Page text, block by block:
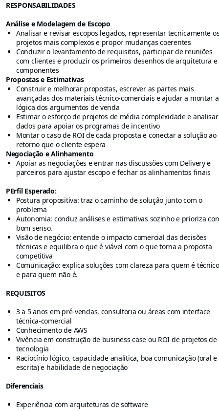
RESPONSABILIDADES
Análise e Modelagem de Escopo
Analisar e revisar escopos legados, representar tecnicamente
projetos mais complexos e propor mudanças coerentes
Conduzir o levantamento de requisitos, participar de reuniões
com clientes e produzir os primeiros desenhos de arquitetura e
componentes
Propostas e Estimativas
Construir e melhorar propostas, escrever as partes mais
avançadas dos materiais técnico-comerciais e ajudar a montar a
lógica dos argumentos de venda
Estimar o esforço de projetos de média complexidade e analisar
dados para apoiar os programas de incentivo
Montar o caso de ROI de cada proposta e conectar a solução ao
retorno que o cliente espera
Negociação e Alinhamento
Apoiar as negociações e entrar nas discussões com Delivery e
parceiros para ajustar escopo e fechar os alinhamentos finais
PErfil Esperado:
Postura propositiva: traz o caminho de solução junto com o
problema
Autonomia: conduz análises e estimativas sozinho e prioriza
bom senso.
Visão de negócio: entende o impacto comercial das decisões
técnicas e equilibra o que é viável com o que torna a proposta
competitiva
Comunicação: explica soluções com clareza para quem é técnico
e para quem não é.
REQUISITOS
3 a 5 anos em pré-vendas, consultoria ou áreas com interface
técnica-comercial
Conhecimento de AWS
Vivência em construção de business case ou ROI de projetos de
tecnologia
Raciocínio lógico, capacidade analítica, boa comunicação (oral e
escrita) e habilidade de negociação
Diferenciais
Experiência com arquiteturas de software